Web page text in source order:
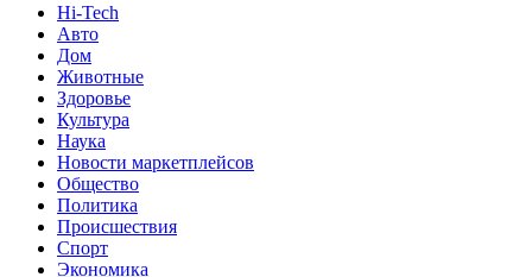
Hi-Tech
Авто
Дом
Животные
Здоровье
Культура
Наука
Новости маркетплейсов
Общество
Политика
Происшествия
Спорт
Экономика